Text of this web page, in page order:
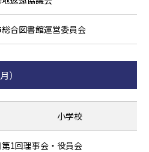
合図書館運営委員会
）
小学校
1回理事会・役員会